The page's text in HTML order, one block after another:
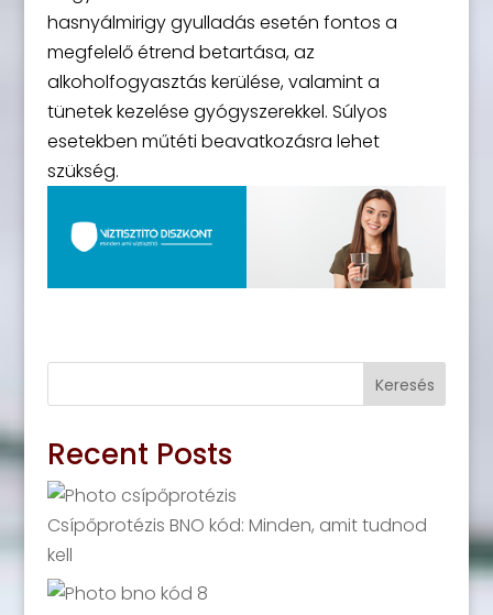
hasnyálmirigy gyulladás esetén fontos a
megfelelő étrend betartása, az
alkoholfogyasztás kerülése, valamint a
tünetek kezelése gyógyszerekkel. Súlyos
esetekben műtéti beavatkozásra lehet
szükség.
Keresés
Recent Posts
Csípőprotézis BNO kód: Minden, amit tudnod
kell